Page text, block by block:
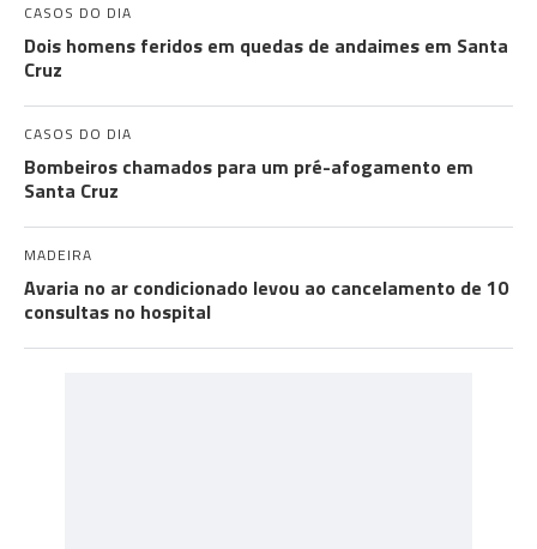
CASOS DO DIA
Dois homens feridos em quedas de andaimes em Santa
Cruz
CASOS DO DIA
Bombeiros chamados para um pré-afogamento em
Santa Cruz
MADEIRA
Avaria no ar condicionado levou ao cancelamento de 10
consultas no hospital